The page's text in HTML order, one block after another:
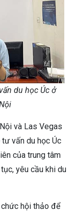
du học Úc ở
và Las Vegas
vấn du học Úc
của trung tâm
yêu cầu khi du
hội thảo để